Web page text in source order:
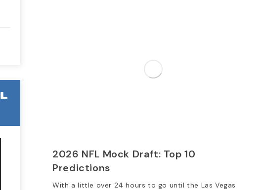
2026 NFL Mock Draft: Top 10
Predictions
With a little over 24 hours to go until the Las Vegas